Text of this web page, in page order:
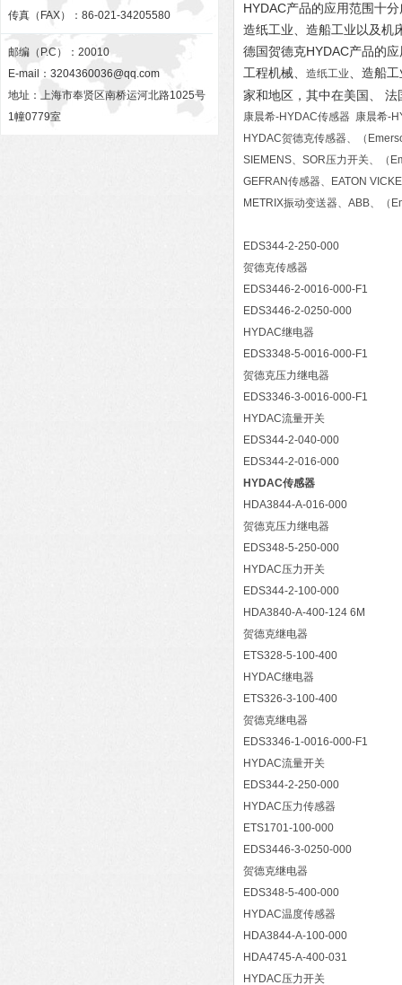
传真（FAX）：86-021-34205580
邮编（P.C）：20010
E-mail： 3204360036@qq.com
地址：上海市奉贤区南桥运河北路1025号
1幢0779室
HYDAC产品的应用范围十
造纸工业、造船工业以及机
德国贺德克HYDAC产品的
工程机械、 造纸工业
、造船
家和地区，其中在美国、
康晨希-HYDAC传感器 康晨希-
HYDAC贺德克传感器、（
SIEMENS、SOR压力开关、（
GEFRAN传感器、EATON
METRIX振动变送器、ABB、（
EDS344-2-250-000
贺德克传感器
EDS3446-2-0016-000-F1
EDS3446-2-0250-000
HYDAC继电器
EDS3348-5-0016-000-F1
贺德克压力继电器
EDS3346-3-0016-000-F1
HYDAC流量开关
EDS344-2-040-000
EDS344-2-016-000
HYDAC传感器
HDA3844-A-016-000
贺德克压力继电器
EDS348-5-250-000
HYDAC压力开关
EDS344-2-100-000
HDA3840-A-400-124 6M
贺德克继电器
ETS328-5-100-400
HYDAC继电器
ETS326-3-100-400
贺德克继电器
EDS3346-1-0016-000-F1
HYDAC流量开关
EDS344-2-250-000
HYDAC压力传感器
ETS1701-100-000
EDS3446-3-0250-000
贺德克继电器
EDS348-5-400-000
HYDAC温度传感器
HDA3844-A-100-000
HDA4745-A-400-031
HYDAC压力开关